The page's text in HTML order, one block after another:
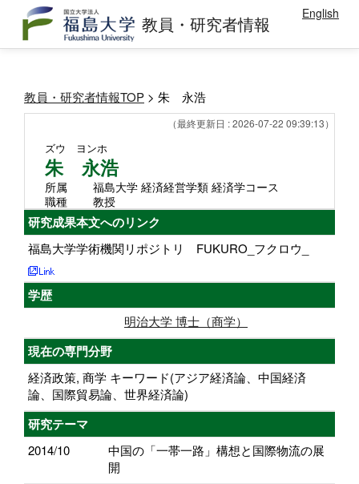
教員・研究者情報 English
教員・研究者情報TOP > 朱 永浩
（最終更新日 : 2026-07-22 09:39:13）
ズウ ヨンホ
朱 永浩
所属
福島大学 経済経営学類 経済学コース
職種
教授
研究成果本文へのリンク
福島大学学術機関リポジトリ FUKURO_フクロウ_
学歴
明治大学 博士（商学）
現在の専門分野
経済政策, 商学 キーワード(アジア経済論、中国経済
論、国際貿易論、世界経済論)
研究テーマ
2014/10
中国の「一帯一路」構想と国際物流の展
開